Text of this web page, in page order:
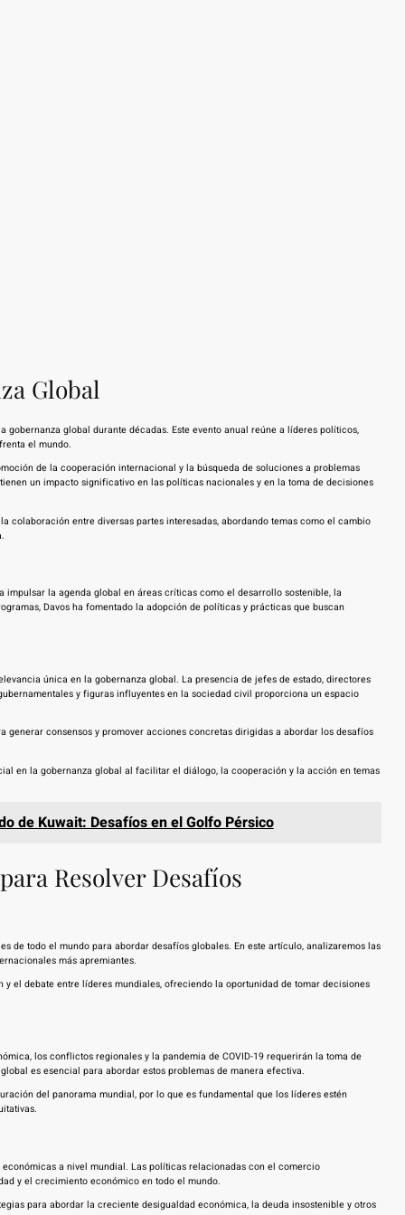
Global
global durante décadas. Este evento anual reúne a líderes políticos,
el mundo.
de la cooperación internacional y la búsqueda de soluciones a problemas
un impacto significativo en las políticas nacionales y en la toma de decisiones
entre diversas partes interesadas, abordando temas como el cambio
impulsar la agenda global en áreas críticas como el desarrollo sostenible, la
Davos ha fomentado la adopción de políticas y prácticas que buscan
única en la gobernanza global. La presencia de jefes de estado, directores
y figuras influyentes en la sociedad civil proporciona un espacio
consensos y promover acciones concretas dirigidas a abordar los desafíos
en la gobernanza global al facilitar el diálogo, la cooperación y la acción en temas
de Kuwait: Desafíos en el Golfo Pérsico
Resolver Desafíos
de todo el mundo para abordar desafíos globales. En este artículo, analizaremos las
más apremiantes.
el debate entre líderes mundiales, ofreciendo la oportunidad de tomar decisiones
los conflictos regionales y la pandemia de COVID-19 requerirán la toma de
es esencial para abordar estos problemas de manera efectiva.
del panorama mundial, por lo que es fundamental que los líderes estén
a nivel mundial. Las políticas relacionadas con el comercio
y el crecimiento económico en todo el mundo.
para abordar la creciente desigualdad económica, la deuda insostenible y otros